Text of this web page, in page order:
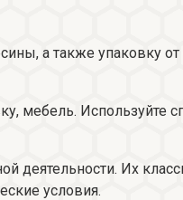
а также упаковку
мебель. Используйте
Их
условия.